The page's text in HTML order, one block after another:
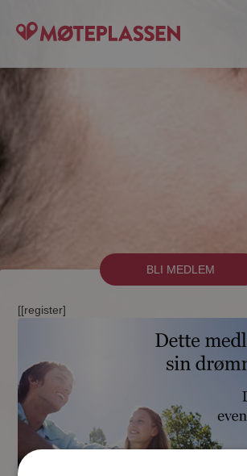
BLI MEDLEM
[[register]